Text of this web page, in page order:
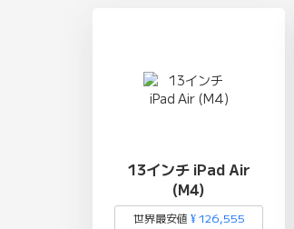
13インチ iPad Air
(M4)
世界最安値 ¥ 126,555